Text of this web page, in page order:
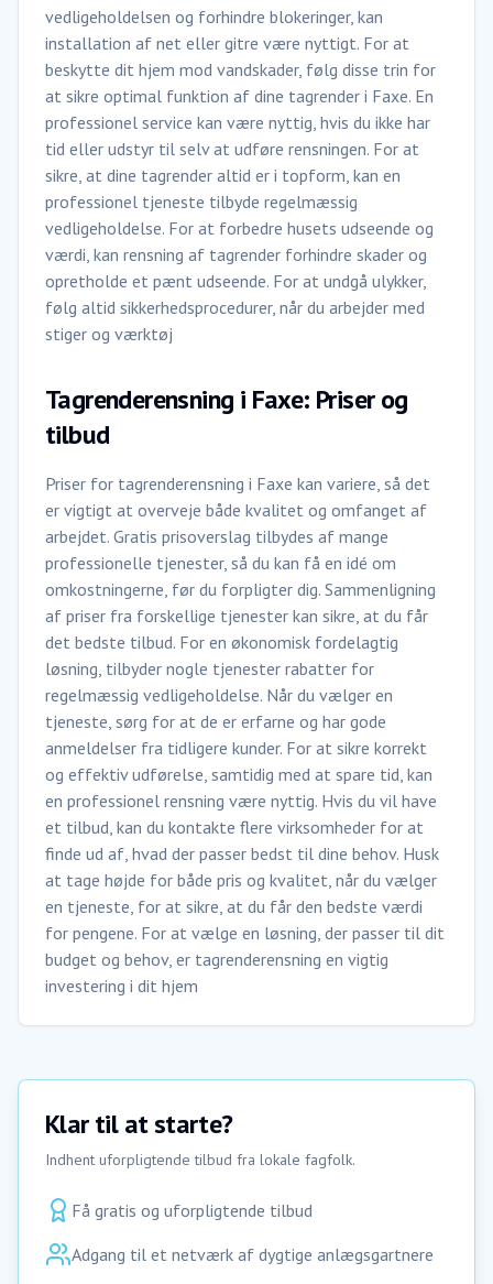
vedligeholdelsen og forhindre blokeringer, kan
installation af net eller gitre være nyttigt. For at
beskytte dit hjem mod vandskader, følg disse trin for
at sikre optimal funktion af dine tagrender i Faxe. En
professionel service kan være nyttig, hvis du ikke har
tid eller udstyr til selv at udføre rensningen. For at
sikre, at dine tagrender altid er i topform, kan en
professionel tjeneste tilbyde regelmæssig
vedligeholdelse. For at forbedre husets udseende og
værdi, kan rensning af tagrender forhindre skader og
opretholde et pænt udseende. For at undgå ulykker,
følg altid sikkerhedsprocedurer, når du arbejder med
stiger og værktøj
Tagrenderensning i Faxe: Priser og
tilbud
Priser for tagrenderensning i Faxe kan variere, så det
er vigtigt at overveje både kvalitet og omfanget af
arbejdet. Gratis prisoverslag tilbydes af mange
professionelle tjenester, så du kan få en idé om
omkostningerne, før du forpligter dig. Sammenligning
af priser fra forskellige tjenester kan sikre, at du får
det bedste tilbud. For en økonomisk fordelagtig
løsning, tilbyder nogle tjenester rabatter for
regelmæssig vedligeholdelse. Når du vælger en
tjeneste, sørg for at de er erfarne og har gode
anmeldelser fra tidligere kunder. For at sikre korrekt
og effektiv udførelse, samtidig med at spare tid, kan
en professionel rensning være nyttig. Hvis du vil have
et tilbud, kan du kontakte flere virksomheder for at
finde ud af, hvad der passer bedst til dine behov. Husk
at tage højde for både pris og kvalitet, når du vælger
en tjeneste, for at sikre, at du får den bedste værdi
for pengene. For at vælge en løsning, der passer til dit
budget og behov, er tagrenderensning en vigtig
investering i dit hjem
Klar til at starte?
Indhent uforpligtende tilbud fra lokale fagfolk.
Få gratis og uforpligtende tilbud
Adgang til et netværk af dygtige anlægsgartnere